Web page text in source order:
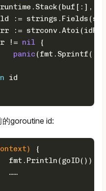
runtime.Stack(buf[:],
:=
:=
!= nil {
panic (fmt.Sprintf(
id
goroutine id:
{
		fmt.Println(goID())
		……